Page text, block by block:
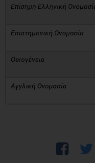
Επίσημη Ελληνική
Επιστημονική Ονομασία
Οικογένεια
Αγγλική Ονομασία